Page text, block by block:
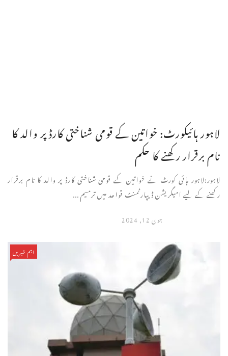
لاہور ہائیکورٹ: خواتین کے قومی شناختی کارڈ پر والد کا
نام برقرار رکھنے کا حکم
لاہور:لاہور ہائی کورٹ نے خواتین کے قومی شناختی کارڈ پر والد کا نام برقرار
رکھنے کے لیے امیگریشن ڈیپارٹمنٹ قواعد میں ترمیم ...
جون 12, 2024
اہم خبریں